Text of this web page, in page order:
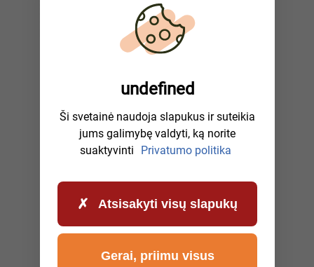
undefined
Ši svetainė naudoja slapukus ir suteikia
jums galimybę valdyti, ką norite
suaktyvinti
Privatumo politika
Atsisakyti visų slapukų
Gerai, priimu visus